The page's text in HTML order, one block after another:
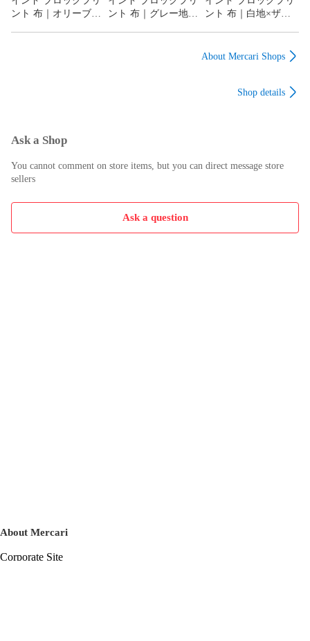
ント 布｜オリーブ地
ント 布｜グレー地×
ント 布｜白地×ザク
位販売
About Mercari Shops
Shop details
Ask a Shop
You cannot comment on store items, but you can direct message store
sellers
Ask a question
About Mercari
Corporate Site